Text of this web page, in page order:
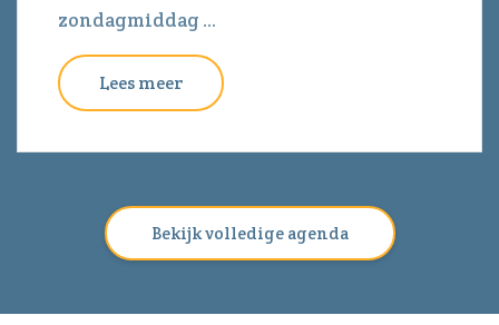
zondagmiddag ...
Lees meer
Bekijk volledige agenda